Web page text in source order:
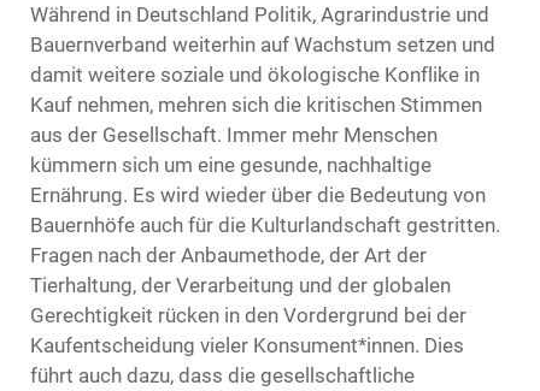
Während in Deutschland Politik, Agrarindustrie und
Bauernverband weiterhin auf Wachstum setzen und
damit weitere soziale und ökologische Konflike in
Kauf nehmen, mehren sich die kritischen Stimmen
aus der Gesellschaft. Immer mehr Menschen
kümmern sich um eine gesunde, nachhaltige
Ernährung. Es wird wieder über die Bedeutung von
Bauernhöfe auch für die Kulturlandschaft gestritten.
Fragen nach der Anbaumethode, der Art der
Tierhaltung, der Verarbeitung und der globalen
Gerechtigkeit rücken in den Vordergrund bei der
Kaufentscheidung vieler Konsument*innen. Dies
führt auch dazu, dass die gesellschaftliche